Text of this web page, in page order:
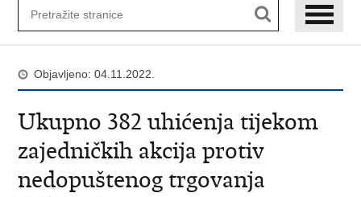
Objavljeno: 04.11.2022.
Ukupno 382 uhićenja tijekom
zajedničkih akcija protiv
nedopuštenog trgovanja